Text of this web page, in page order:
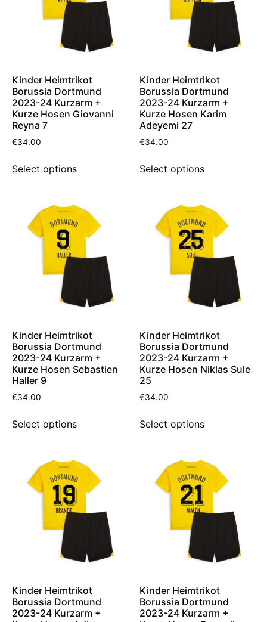
Kinder Heimtrikot
Borussia Dortmund
2023-24 Kurzarm +
Kurze Hosen Giovanni
Reyna 7
€34.00
Select options
Kinder Heimtrikot
Borussia Dortmund
2023-24 Kurzarm +
Kurze Hosen Karim
Adeyemi 27
€34.00
Select options
Kinder Heimtrikot
Borussia Dortmund
2023-24 Kurzarm +
Kurze Hosen Sebastien
Haller 9
€34.00
Select options
Kinder Heimtrikot
Borussia Dortmund
2023-24 Kurzarm +
Kurze Hosen Niklas Sule
25
€34.00
Select options
Kinder Heimtrikot
Borussia Dortmund
2023-24 Kurzarm +
Kinder Heimtrikot
Borussia Dortmund
2023-24 Kurzarm +